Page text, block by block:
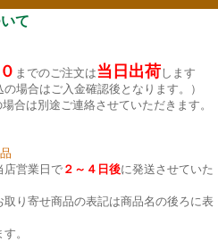
て
までのご注文は当日出荷 します
の場合はご入金確認後となります。）
合は別途ご連絡させていただきます。
店営業日で ２～４日後に発送させていた
り寄せ商品の表記は商品名の後ろに表
。